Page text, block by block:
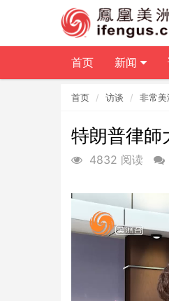
首页 访谈 非常美
特朗普律師
4832 阅读
首页 新闻